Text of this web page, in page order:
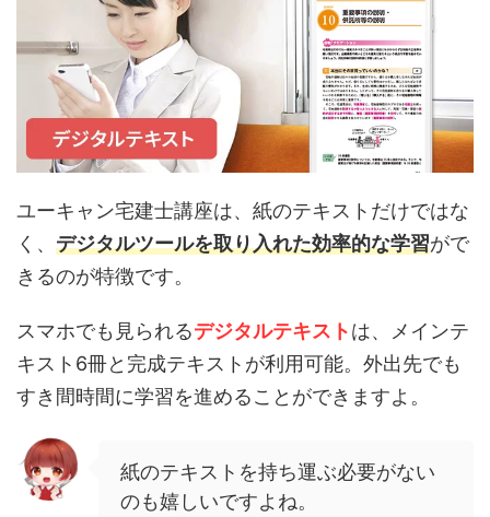
ユーキャン宅建士講座は、紙のテキストだけではな
く、 デジタルツールを取り入れた効率的な学習がで
きるのが特徴です。
スマホでも見られるデジタルテキストは、メインテ
キスト6冊と完成テキストが利用可能。外出先でも
すき間時間に学習を進めることができますよ。
紙のテキストを持ち運ぶ必要がない
のも嬉しいですよね。